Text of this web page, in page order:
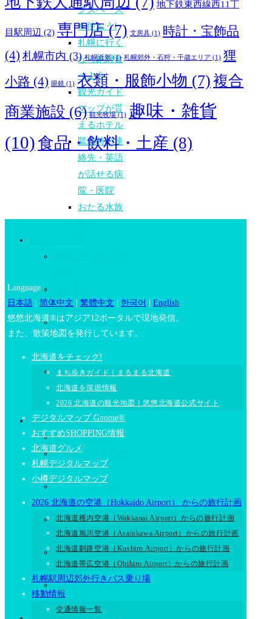
グスペース
を使おう!
札幌に行く
なら絶対食
べよう!
観光ガイド
マップが貰
えるホテル
緊急時の連
絡先・英語
が話せる病
院・医院
おたる水族
SHOPPING情報
北海道のおみやげ
の店
こぶしや
手づくり鞄の専門
店
水芭蕉
おすすめグルメ
札幌グルメMAP
北海道のおすすめ
グルメ
幌店
スープカレー
ピカンティ
うにむらかみ 函
館本店
うにむらかみ 函
地下鉄東西線西11丁
目駅周辺 (2) 専門店(7) 文房具 (1) 時計・宝飾品
(4) 札幌市内 (3) 札幌近郊(1) 札幌郊外・石狩・千歳エリア (1) 狸
小路 (4) 眼鏡 (1) 衣類・服飾小物 (7)複合
商業施設 (6) 観光牧場(1) 趣味・雑貨
(10)食品・飲料・土産 (8)
Language
日本語 | 简体中文 | 繁體中文 | 한국어 | English
悠悠北海道®はアジア12ポータルで現地発信。
また、散策地図を発行しています。
北海道をチェック!
まち歩きガイド｜まるまる北海道
北海道を深堀情報
2026 北海道の観光地図｜悠悠北海道公式サイト
デジタルマップ Gnome®
おすすめSHOPPING情報
北海道グルメ
札幌デジタルマップ
小樽デジタルマップ
2026 北海道の空港（Hokkaido Airport） からの旅行計画
北海道稚内空港（Wakkanai Airport）からの旅行計画
北海道旭川空港（Asahikawa Airport）からの旅行計画
北海道釧路空港（Kushiro Airport）からの旅行計画
北海道帯広空港（Obihiro Airport）からの旅行計画
札幌駅周辺郊外行きバス乗り場
移動情報
交通情報一覧